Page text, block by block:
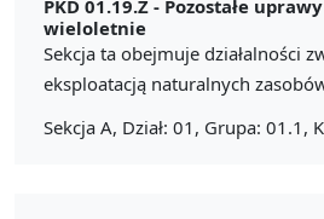
PKD 01.19.Z - Pozostałe
wieloletnie
Sekcja ta obejmuje działalności
eksploatacją naturalnych
Sekcja A, Dział: 01, Grupa: 01.1,